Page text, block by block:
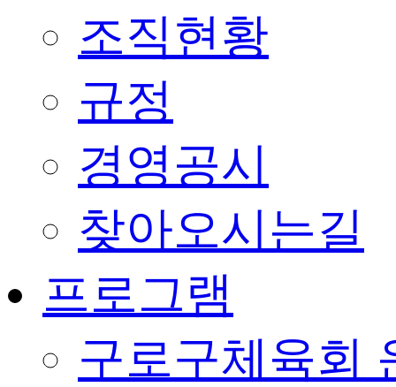
조직현황
규정
경영공시
찾아오시는길
프로그램
구로구체육회